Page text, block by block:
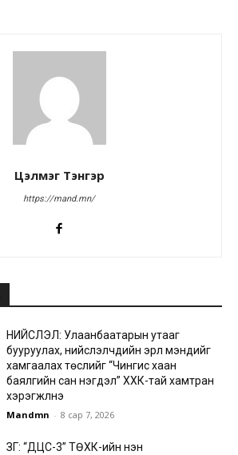
Цэлмэг Тэнгэр
https://mand.mn/
НИЙСЛЭЛ: Улаанбаатарын утааг
бууруулах, нийслэлчүүдийн эрүүл мэндийг
хамгаалах төслийг “Чингис хаан
баялгийн сан нэгдэл” ХХК-тай хамтран
хэрэгжүүлнэ
Mandmn - 8 сар 7, 2026
ЗГ: “ДЦС-3” ТӨХК-ийн нэн